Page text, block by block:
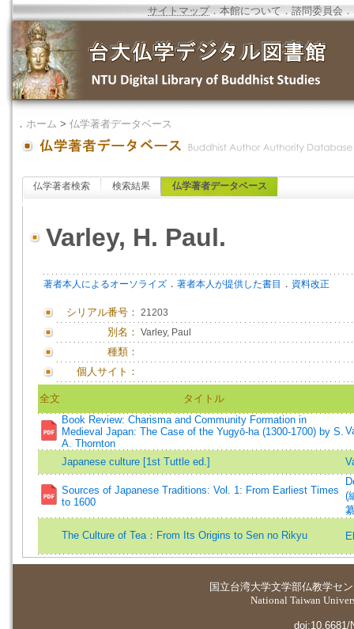
サイトマップ．本館について ．諮問委員会 ．
． ホーム > 仏学著者データベース
仏学著者検索 検索結果 仏学著者データベース
Varley, H. Paul.
著者本人によるオーソライズ ． 著者本人が提供した書目 ． 資料改正
シリアル番号： 21203
別名： Varley, Paul
種類：
個人サイト：
全文
タイトル
Book Review: Charisma and Community Formation in
Medieval Japan: The Case of the Yugyō-ha (1300-1700) by S.
A. Thornton
Japanese culture [1st Tuttle ed.]
Sources of Japanese Traditions: Vol. 1: From Earliest Times
to 1600
(
The Culture of Tea：From Its Origins to Sen no Rikyu
国立台湾大学文学部仏教学セ
National Taiwan
doi:10.6681/